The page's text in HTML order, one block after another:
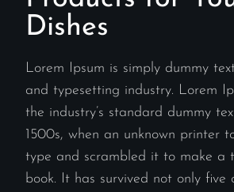
Dishes
Lorem Ipsum is simply dummy
and typesetting industry. Lorem
the industry’s standard dummy
1500s, when an unknown printer
type and scrambled it to make a
book. It has survived not only five